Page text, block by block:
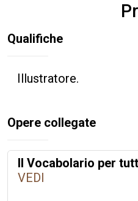
Qualifiche
Illustratore.
Opere collegate
Il Vocabolario per
VEDI